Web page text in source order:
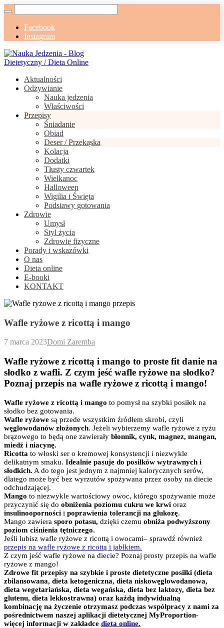
Facebook
Instagram
Aktualności
Odżywianie
Nauka jedzenia
Właściwości
Przepisy
Śniadanie
Obiad
Deser / Przekąska
Kolacja
Dodatki
Tłusty czwartek
Wielkanoc
Halloween
Wigilia i Święta
Podstawy gotowania
Zdrowie
Umysł
Styl życia
Zdrowie fizyczne
Porady i wskazówki
O nas
Dieta online
E-booki
KONTAKT
Wafle ryżowe z ricottą i mango
7 marca 2023Domi Zaremba
Wafle ryżowe z ricottą i mango to proste fit danie na
słodko z wafli. Z czym jeść wafle ryżowe na słodko?
Poznaj przepis na wafle ryżowe z ricottą i mango!
Wafle ryżowe z ricottą i mango to pomysł na szybki posiłek na
słodko bez gotowania.
Wafle ryżowe są przede wszystkim źródłem skrobi, czyli
węglowodanów złożonych. Jeżeli wybierzemy wafle ryżowe z ryżu
brązowego to będą one zawierały błonnik, cynk, magnez, mangan,
miedź i niacynę.
Ricotta to włoski ser o kremowej konsystencji i niezwykle
delikatnym smaku. Idealnie pasuje do posiłków wytrawnych i
słodkich. A do tego jest jednym z najmniej kalorycznych serów,
dlatego może być bez wyrzutów spożywana przez osoby na diecie
odchudzającej.
Mango to niezwykle wartościowy owoc, którego spożywanie może
przyczynić się do obniżenia poziomu cukru we krwi oraz
insulinooporności i poprawienia tolerancji na glukozę.
Mango zawiera sporo potasu, dzięki czemu obniża podwyższony
poziom ciśnienia tętniczego.
Jeśli lubisz wafle ryżowe z ricottą i owocami– sprawdź również
przepis na wafle ryżowe z ricottą i jabłkiem.
Z czym jeść wafle ryżowe na diecie? Poznaj prosty przepis na wafle
ryżowe z mango!
Zdrowe fit przepisy na szybkie i proste dietetyczne posiłki (dieta
zbilansowana, dieta ketogeniczna, dieta niskowęglowodanowa,
dieta wegetariańska, dieta wegańska, dieta bez laktozy, dieta bez
glutenu, dieta lekkostrawna) oraz każdą indywidualną
kombinację na życzenie otrzymasz podczas współpracy z nami za
pośrednictwem naszej aplikacji dietetycznej MyProportion-
więcej informacji w zakładce dieta online.